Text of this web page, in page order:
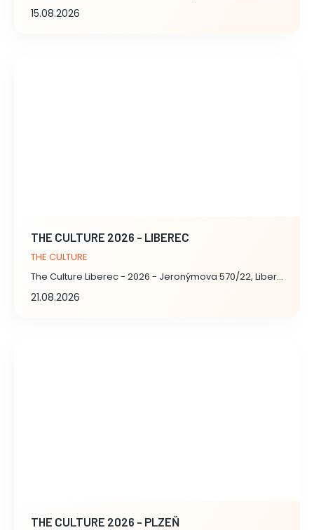
15.08.2026
THE CULTURE 2026 - LIBEREC
THE CULTURE
The Culture Liberec - 2026 - Jeronýmova 570/22, Liberec
21.08.2026
THE CULTURE 2026 - PLZEŇ